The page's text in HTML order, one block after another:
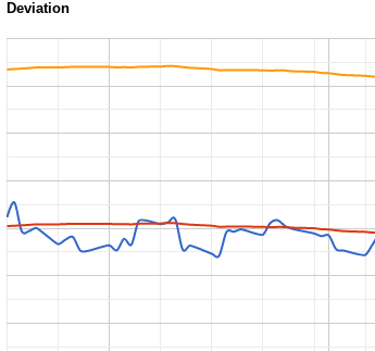
Deviation